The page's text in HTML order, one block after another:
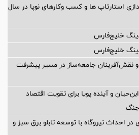
استارتاپ ها و کسب وکارهای نوپا در سال
خلیج‌فارس
خلیج‌فارس
و نقش‌آفرینان جامعه‌ساز در مسیر پیشرفت
و آینده پویا برای تقویت اقتصاد
جنگ
احداث نیروگاه با توسعه تابلو برق سبز و